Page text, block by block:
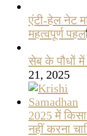
एंटी-हेल नेट
महत्वपूर्ण पहल
सेब के पौधों
21, 2025
2025 में
नहीं करना